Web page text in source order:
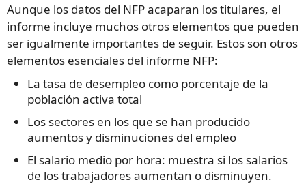
Aunque los datos del NFP acaparan los titulares, el
informe incluye muchos otros elementos que pueden
ser igualmente importantes de seguir. Estos son otros
elementos esenciales del informe NFP:
La tasa de desempleo como porcentaje de la
población activa total
Los sectores en los que se han producido
aumentos y disminuciones del empleo
El salario medio por hora: muestra si los salarios
de los trabajadores aumentan o disminuyen.